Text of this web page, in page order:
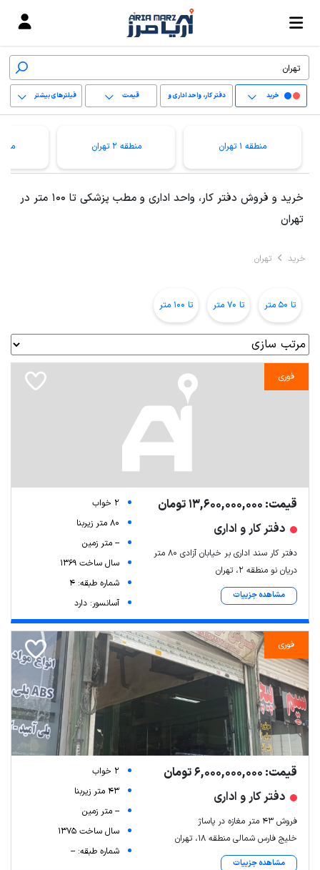
خرید دفتر کار، واحد اداری و
مطب پزشکی
قیمت فیلترهای بیشتر
پاک کردن محدوده
منطقه 1 تهران منطقه 2 تهران منطقه
خرید و فروش دفتر کار، واحد اداری و مطب پزشکی تا 100 متر در
تهران
خرید تهران
تا 50 متر تا 70 متر تا 100 متر
فوری
قیمت: 13,600,000,000 تومان
دفتر کار و اداری
دفتر کار سند اداری بر خیابان آزادی 80 متر
دریان نو منطقه 2، تهران
مشاهده جزییات
2 خواب
80 متر زیربنا
-- متر زمین
سال ساخت 1369
شماره طبقه: 4
آسانسور: دارد
فوری
قیمت: 6,000,000,000 تومان
دفتر کار و اداری
فروش ۴۳ متر مغازه در پاساژ
خلیج فارس شمالی منطقه 18، تهران
مشاهده جزییات
2 خواب
43 متر زیربنا
-- متر زمین
سال ساخت 1375
شماره طبقه: --